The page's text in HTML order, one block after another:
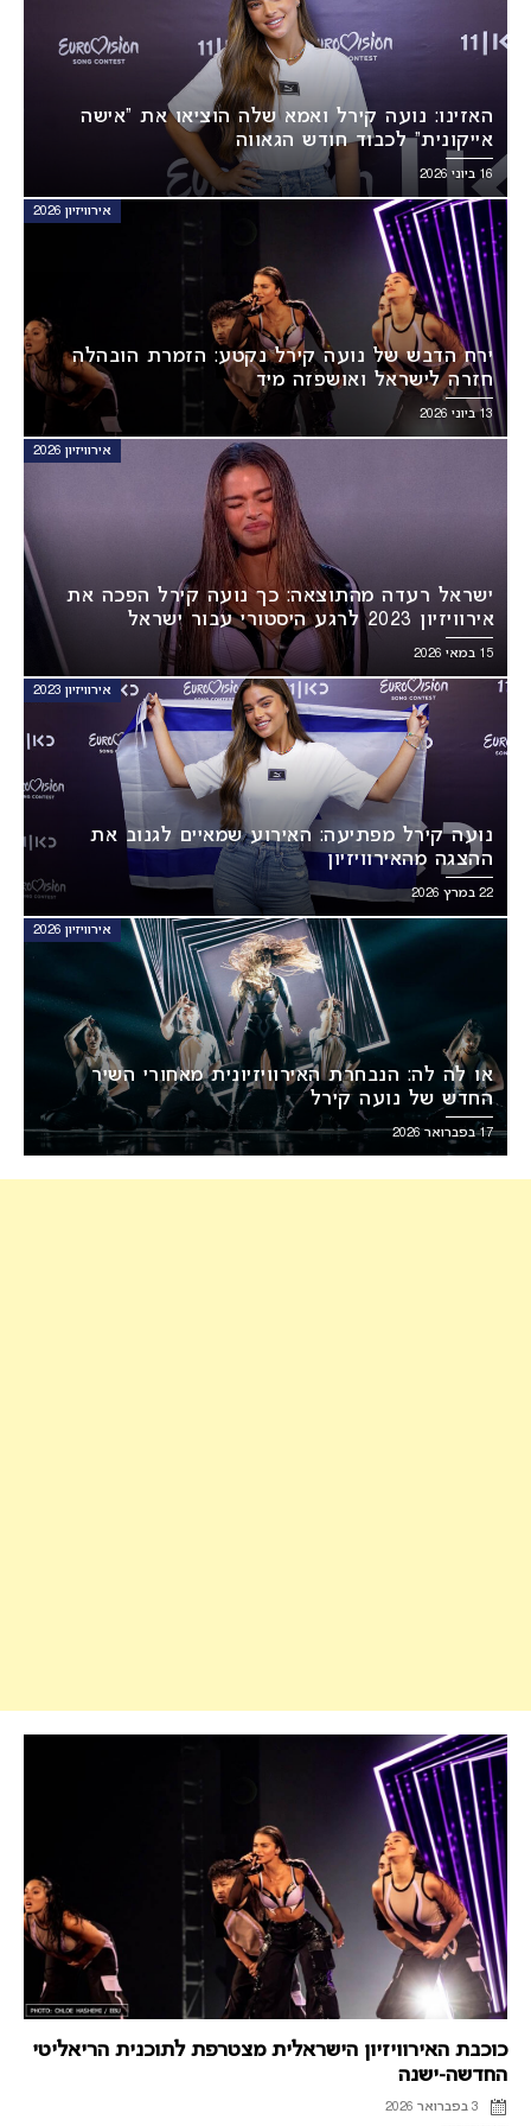
האזינו: נועה קירל ואמא שלה הוציאו את “אישה
אייקונית” לכבוד חודש הגאווה
16 ביוני 2026
אירוויזיון 2026
ירח הדבש של נועה קירל נקטע: הזמרת הובהלה
חזרה לישראל ואושפזה מיד
13 ביוני 2026
אירוויזיון 2026
ישראל רעדה מהתוצאה: כך נועה קירל הפכה את
אירוויזיון 2023 לרגע היסטורי עבור ישראל
15 במאי 2026
אירוויזיון 2023
נועה קירל מפתיעה: האירוע שמאיים לגנוב את
ההצגה מהאירוויזיון
22 במרץ 2026
אירוויזיון 2026
או לה לה: הנבחרת האירוויזיונית מאחורי השיר
החדש של נועה קירל
17 בפברואר 2026
כוכבת האירוויזיון הישראלית מצטרפת לתוכנית הריאליטי
החדשה-ישנה
3 בפברואר 2026